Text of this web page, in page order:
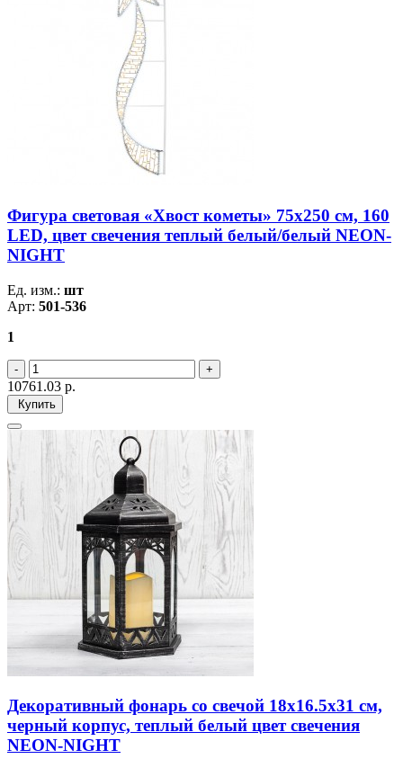
Фигура световая «Хвост кометы» 75х250 см, 160
LED, цвет свечения теплый белый/белый NEON-
NIGHT
Ед. изм.: шт
Арт: 501-536
1
10761.03 р.
Купить
Декоративный фонарь со свечой 18x16.5x31 см,
черный корпус, теплый белый цвет свечения
NEON-NIGHT